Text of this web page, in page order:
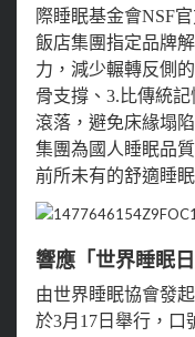
際睡眠基金會NSF
飯店集團指定品牌
力，減少輾轉反側
骨支撐、3.比傳統
滾落，避免床緣塌
集團為國人睡眠品
前所未有的舒適睡眠
響應「世界睡眠
由世界睡眠協會發
於3月17日舉行，口